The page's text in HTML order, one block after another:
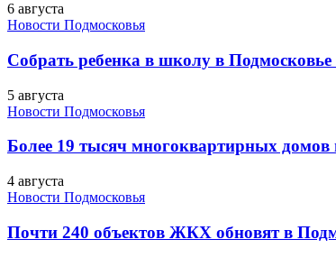
6 августа
Новости Подмосковья
Собрать ребенка в школу в
5 августа
Новости Подмосковья
Более 19 тысяч многоквартирных домов
4 августа
Новости Подмосковья
Почти 240 объектов ЖКХ обновят в